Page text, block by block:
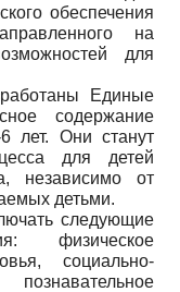
обеспечения
на
для
Единые
содержание
лет. Они станут
для детей
независимо от
детьми.
следующие
физическое
социально-